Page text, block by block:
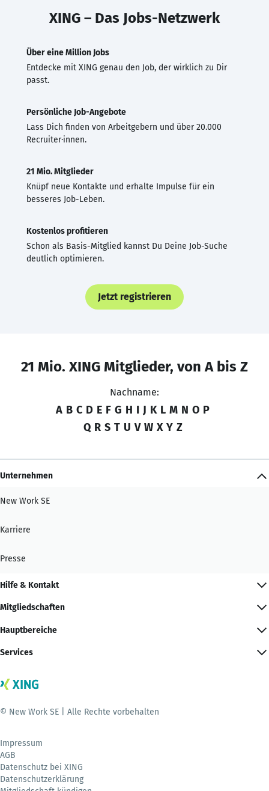
XING – Das Jobs-Netzwerk
Über eine Million Jobs
Entdecke mit XING genau den Job, der wirklich zu Dir
passt.
Persönliche Job-Angebote
Lass Dich finden von Arbeitgebern und über 20.000
Recruiter·innen.
21 Mio. Mitglieder
Knüpf neue Kontakte und erhalte Impulse für ein
besseres Job-Leben.
Kostenlos profitieren
Schon als Basis-Mitglied kannst Du Deine Job-Suche
deutlich optimieren.
Jetzt registrieren
21 Mio. XING Mitglieder, von A bis Z
Nachname:
A B C D E F G H I J K L M N O P
Q R S T U V W X Y Z
Unternehmen
New Work SE
Karriere
Presse
Hilfe & Kontakt
Mitgliedschaften
Hauptbereiche
Services
© New Work SE | Alle Rechte vorbehalten
Impressum
AGB
Datenschutz bei XING
Datenschutzerklärung